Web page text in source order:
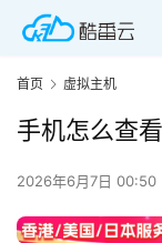
首页 虚拟主机
手机怎么查
2026年6月7日 00:50